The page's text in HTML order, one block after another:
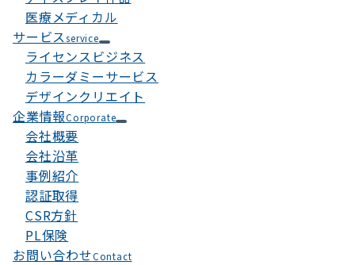
医療メディカル
サービスservice
ライセンスビジネス
カラーダミーサービス
デザインクリエイト
企業情報Corporate
会社概要
会社沿革
事例紹介
認証取得
CSR方針
PL保険
お問い合わせContact